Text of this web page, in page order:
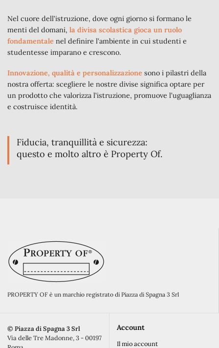
Nel cuore dell’istruzione, dove ogni giorno si formano le
menti del domani, la divisa scolastica gioca un ruolo
fondamentale nel definire l’ambiente in cui studenti e
studentesse imparano e crescono.
Innovazione, qualità e personalizzazione sono i pilastri della
nostra offerta: scegliere le nostre divise significa optare per
un prodotto che valorizza l’istruzione, promuove l’uguaglianza
e costruisce identità.
Fiducia, tranquillità e sicurezza:
questo e molto altro è Property Of.
PROPERTY OF è un marchio registrato di Piazza di Spagna 3 Srl
©️ Piazza di Spagna 3 Srl
Via delle Tre Madonne, 3 - 00197
Account
Il mio account